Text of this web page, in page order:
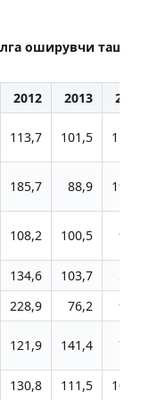
оширувчи
2012 2013
113,7 101,5
185,7 88,9
108,2 100,5
134,6 103,7
228,9 76,2
121,9 141,4
130,8 111,5